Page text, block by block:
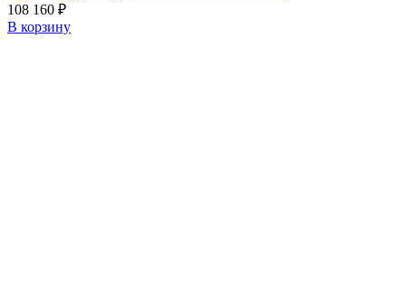
108 160 ₽
В корзину